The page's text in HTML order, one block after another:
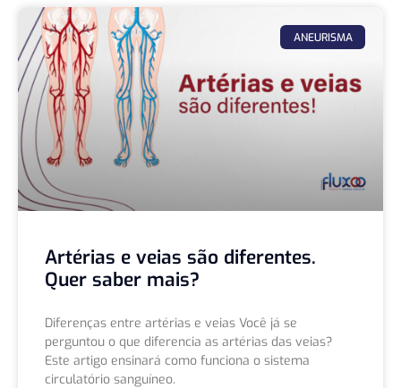
ANEURISMA
Artérias e veias são diferentes.
Quer saber mais?
Diferenças entre artérias e veias Você já se
perguntou o que diferencia as artérias das veias?
Este artigo ensinará como funciona o sistema
circulatório sanguíneo.